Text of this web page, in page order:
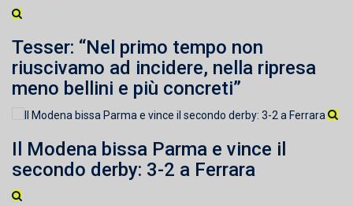
Tesser: “Nel primo tempo non
riuscivamo ad incidere, nella ripresa
meno bellini e più concreti”
Il Modena bissa Parma e vince il
secondo derby: 3-2 a Ferrara